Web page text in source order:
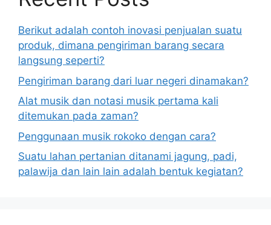
Berikut adalah contoh inovasi penjualan suatu
produk, dimana pengiriman barang secara
langsung seperti?
Pengiriman barang dari luar negeri dinamakan?
Alat musik dan notasi musik pertama kali
ditemukan pada zaman?
Penggunaan musik rokoko dengan cara?
Suatu lahan pertanian ditanami jagung, padi,
palawija dan lain lain adalah bentuk kegiatan?